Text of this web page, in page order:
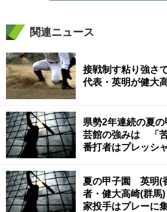
関連ニュース
接戦制す粘り強さ
代表・英明が健大
県勢2年連続の夏
芸館の強みは 「
番打者はプレッシ
夏の甲子園 英明(
者・健大高崎(群
家投手はプレーに